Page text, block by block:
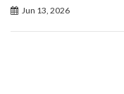
Jun 13, 2026